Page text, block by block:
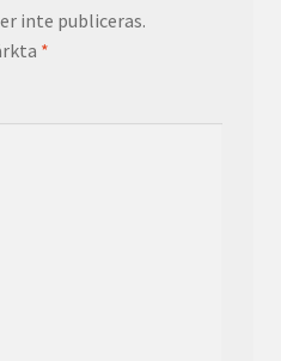
inte publiceras.
*